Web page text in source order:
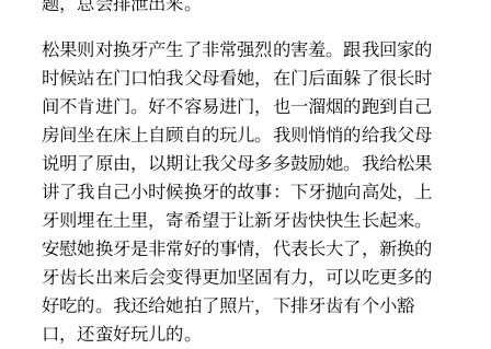
松果则对换牙产生了非常强烈的害羞。跟我回家的
时候站在门口怕我父母看她，在门后面躲了很长时
间不肯进门。好不容易进门，也一溜烟的跑到自己
房间坐在床上自顾自的玩儿。我则悄悄的给我父母
说明了原由，以期让我父母多多鼓励她。我给松果
讲了我自己小时候换牙的故事：下牙抛向高处，上
牙则埋在土里，寄希望于让新牙齿快快生长起来。
安慰她换牙是非常好的事情，代表长大了，新换的
牙齿长出来后会变得更加坚固有力，可以吃更多的
好吃的。我还给她拍了照片，下排牙齿有个小豁
口，还蛮好玩儿的。